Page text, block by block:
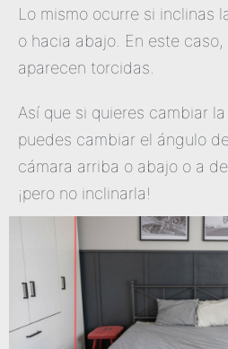
Lo mismo ocurre si inclinas
o hacia abajo. En este
aparecen torcidas.
Así que si quieres cambiar
puedes cambiar el ángulo
cámara arriba o abajo o a
¡pero no inclinarla!